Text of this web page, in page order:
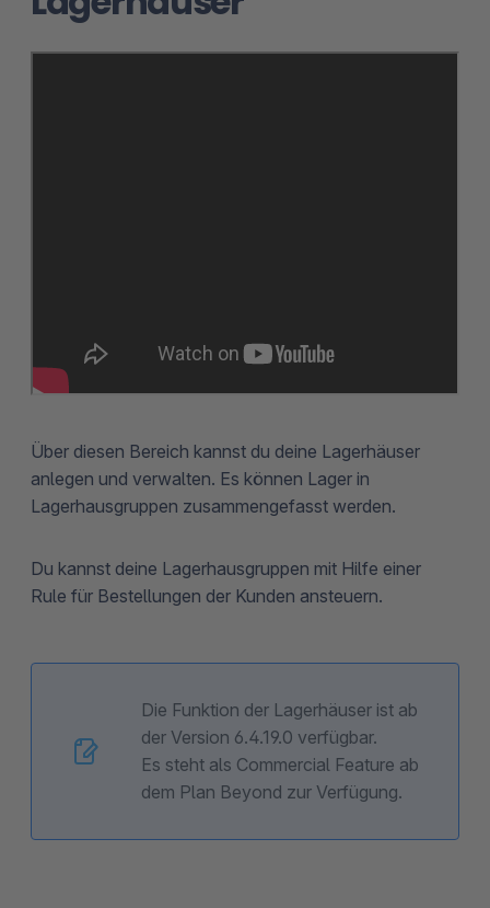
Über diesen Bereich kannst du deine Lagerhäuser
anlegen und verwalten. Es können Lager in
Lagerhausgruppen zusammengefasst werden.
Du kannst deine Lagerhausgruppen mit Hilfe einer
Rule für Bestellungen der Kunden ansteuern.
Die Funktion der Lagerhäuser ist ab
der Version 6.4.19.0 verfügbar.
Es steht als Commercial Feature ab
dem Plan Beyond zur Verfügung.